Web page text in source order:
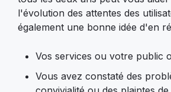
l'évolution des attentes des
également une bonne idée d'en
Vos services ou votre public
Vous avez constaté des